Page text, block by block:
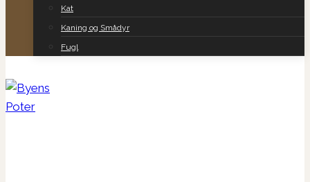
Kat
Kaning og Smådyr
Fugl